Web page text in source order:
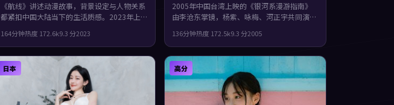
《航线》讲述动漫故事，背景设定与人物关系
都紧扣中国大陆当下的生活质感。2023年上
衔。镜头语言偏写实，细节里埋着伏笔，片尾
余味很足。
164分钟热度 172.6k9.3 分2023
2005年中国台湾上映的《银河系漫游指南》
由李沧东掌镜，杨紫、咏梅、河正宇共同演
开，观感紧凑，值得推荐。
136分钟热度 172.5k9.3 分2005
日本 高分